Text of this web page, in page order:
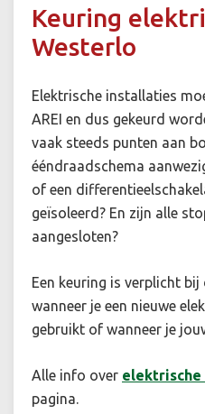
Keuring
Westerlo
Elektrische installaties
AREI en dus gekeurd
vaak steeds punten aan
ééndraadschema
of een
geïsoleerd? En zijn alle
aangesloten?
Een keuring is verplicht
wanneer je een nieuwe
gebruikt of wanneer je
Alle info over elektrische
pagina.